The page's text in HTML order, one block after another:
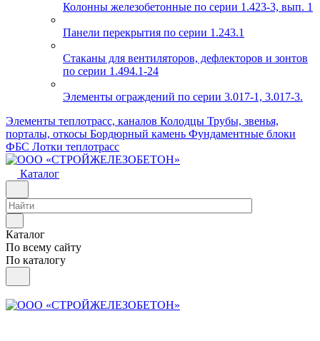
Колонны железобетонные по серии 1.423-3, вып. 1
Панели перекрытия по серии 1.243.1
Стаканы для вентиляторов, дефлекторов и зонтов
по серии 1.494.1-24
Элементы ограждений по серии 3.017-1, 3.017-3.
Элементы теплотрасс, каналов Колодцы Трубы, звенья,
порталы, откосы Бордюрный камень Фундаментные блоки
ФБС Лотки теплотрасс
Каталог
Каталог
По всему сайту
По каталогу